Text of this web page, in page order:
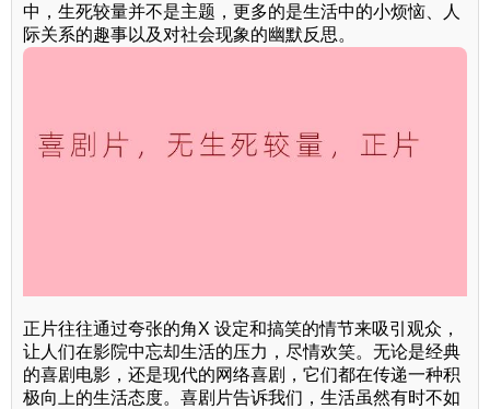
中，生死较量并不是主题，更多的是生活中的小烦恼、人
际关系的趣事以及对社会现象的幽默反思。
正片往往通过夸张的角X 设定和搞笑的情节来吸引观众，
让人们在影院中忘却生活的压力，尽情欢笑。无论是经典
的喜剧电影，还是现代的网络喜剧，它们都在传递一种积
极向上的生活态度。喜剧片告诉我们，生活虽然有时不如